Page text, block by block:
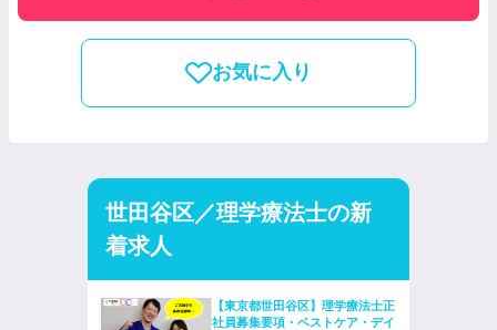
お気に入り
世田谷区／理学療法士の新
着求人
【東京都世田谷区】理学療法士正
社員募集要項・ベストケア・デイ